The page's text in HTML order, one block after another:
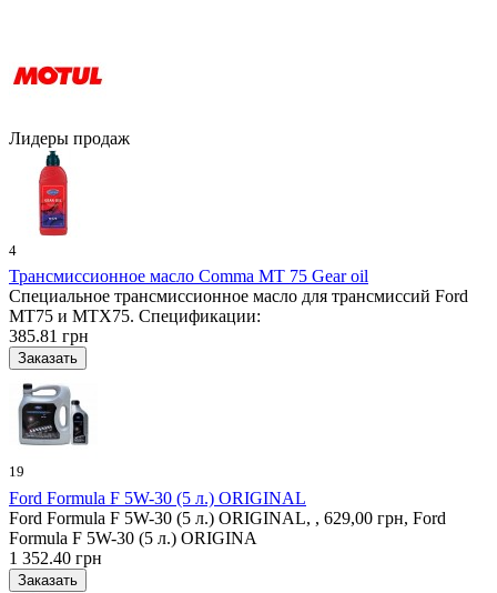
Лидеры продаж
4
Трансмиссионное масло Comma MT 75 Gear oil
Специальное трансмиссионное масло для трансмиссий Ford
MT75 и MTX75. Спецификации:
385.81 грн
19
Ford Formula F 5W-30 (5 л.) ORIGINAL
Ford Formula F 5W-30 (5 л.) ORIGINAL, , 629,00 грн, Ford
Formula F 5W-30 (5 л.) ORIGINA
1 352.40 грн